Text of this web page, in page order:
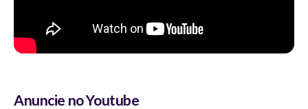
Anuncie no Youtube